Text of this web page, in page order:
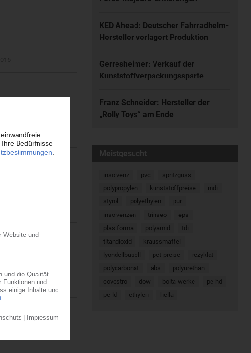
KED Ahead: Deutscher Fahrradhelm-
Hersteller verlagert Produktion
Gerresheimer: Verkauf der
Kunststoffverpackungssparte
Franz Schneider: Hersteller der
„Rolly Toys“ am Ende
Meistgesucht
insolvenz pvc
spritzguss
polypropylen
kunststoffpreise
mdi
styrol
polyethylen
pur
insolvenzen
trinseo
eps
plastforma
polyamid
tdi
titandioxid
kraussmaffei
lyondellbasell
pet-preise
rezyklat
polycarbonat
abs
polyurethan
covestro
dow bolta-werke
pe-hd
pe-ld
ethylen hella